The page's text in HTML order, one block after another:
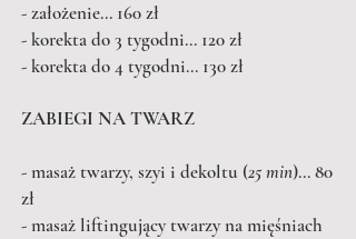
- założenie... 160 zł
- korekta do 3 tygodni... 120 zł
- korekta do 4 tygodni... 130 zł
ZABIEGI NA TWARZ
- masaż twarzy, szyi i dekoltu (25 min)... 80
zł
- masaż liftingujący twarzy na mięśniach